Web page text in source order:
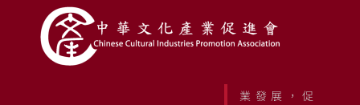
業發展，促